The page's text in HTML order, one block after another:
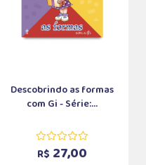
Descobrindo as formas
com Gi - Série:...
R$ 27,00